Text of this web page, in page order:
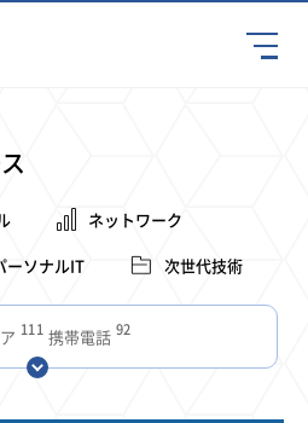
ネットワーク
ーソナルIT 次世代技術
111 携帯電話 92
度 65 ビジネス 63 4Ｇ 59